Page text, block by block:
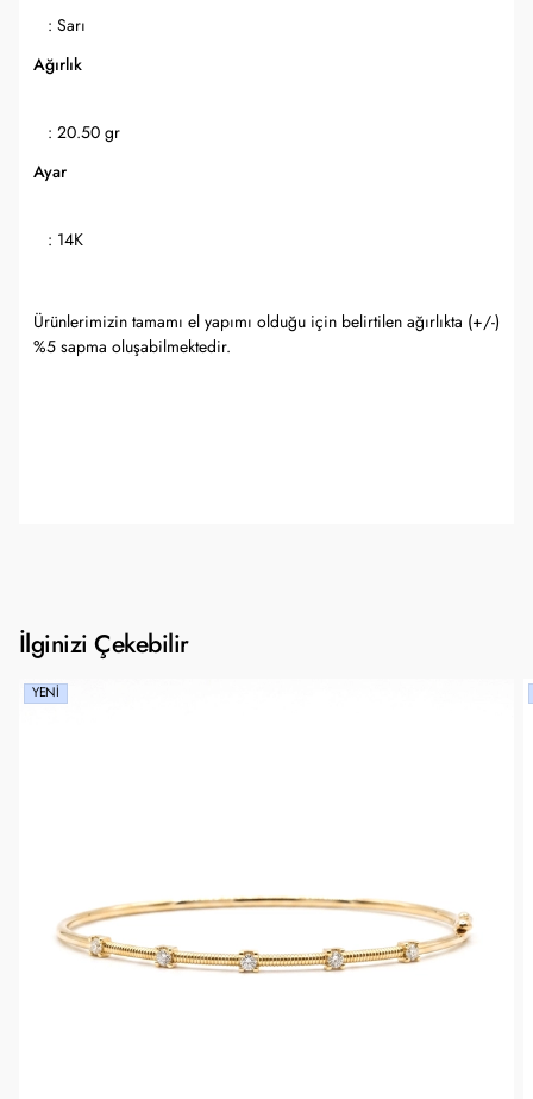
: Sarı
Ağırlık
: 20.50 gr
Ayar
: 14K
Ürünlerimizin tamamı el yapımı olduğu için belirtilen ağırlıkta (+/-)
%5 sapma oluşabilmektedir.
İlginizi Çekebilir
YENI